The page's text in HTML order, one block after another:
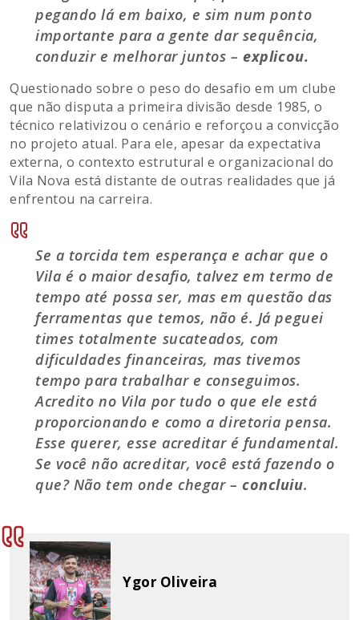
pegando lá em baixo, e sim num ponto
importante para a gente dar sequência,
conduzir e melhorar juntos –explicou.
Questionado sobre o peso do desafio em um clube
que não disputa a primeira divisão desde 1985, o
técnico relativizou o cenário e reforçou a convicção
no projeto atual. Para ele, apesar da expectativa
externa, o contexto estrutural e organizacional do
Vila Nova está distante de outras realidades que já
enfrentou na carreira.
Se a torcida tem esperança e achar que o
Vila é o maior desafio, talvez em termo de
tempo até possa ser, mas em questão das
ferramentas que temos, não é. Já peguei
times totalmente sucateados, com
dificuldades financeiras, mas tivemos
tempo para trabalhar e conseguimos.
Acredito no Vila por tudo o que ele está
proporcionando e como a diretoria pensa.
Esse querer, esse acreditar é fundamental.
Se você não acreditar, você está fazendo o
que? Não tem onde chegar –concluiu.
Ygor Oliveira